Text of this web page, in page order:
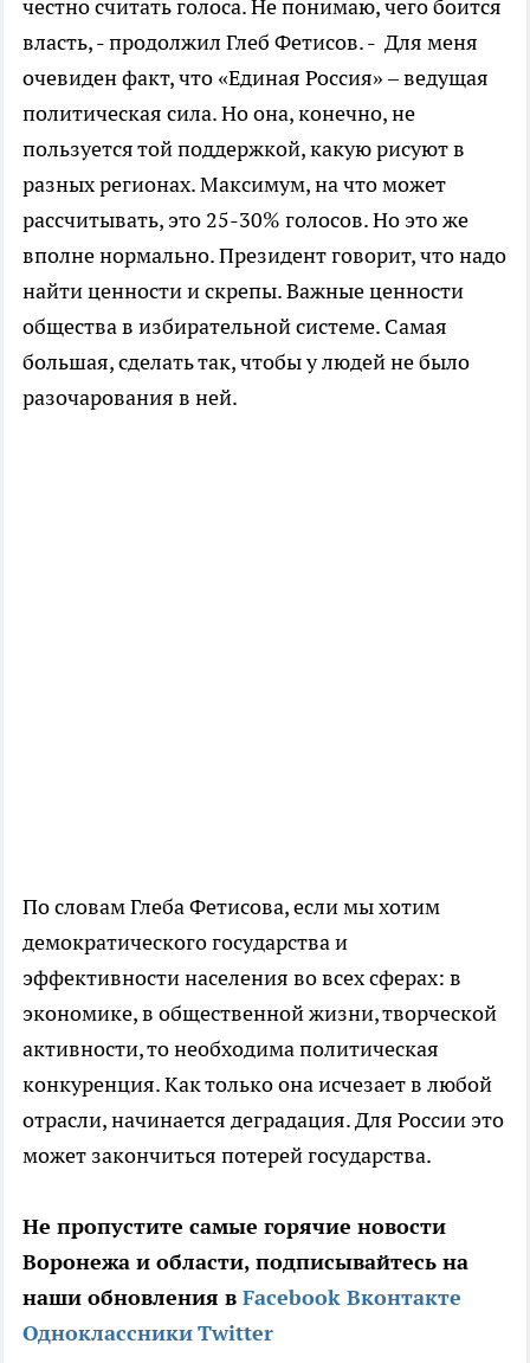
честно считать голоса. Не понимаю, чего боится
власть, - продолжил Глеб Фетисов. - Для меня
очевиден факт, что «Единая Россия» – ведущая
политическая сила. Но она, конечно, не
пользуется той поддержкой, какую рисуют в
разных регионах. Максимум, на что может
рассчитывать, это 25-30% голосов. Но это же
вполне нормально. Президент говорит, что надо
найти ценности и скрепы. Важные ценности
общества в избирательной системе. Самая
большая, сделать так, чтобы у людей не было
разочарования в ней.
По словам Глеба Фетисова, если мы хотим
демократического государства и
эффективности населения во всех сферах: в
экономике, в общественной жизни, творческой
активности, то необходима политическая
конкуренция. Как только она исчезает в любой
отрасли, начинается деградация. Для России это
может закончиться потерей государства.
Не пропустите самые горячие новости
Воронежа и области, подписывайтесь на
наши обновления в Facebook Вконтакте
ОдноклассникиTwitter